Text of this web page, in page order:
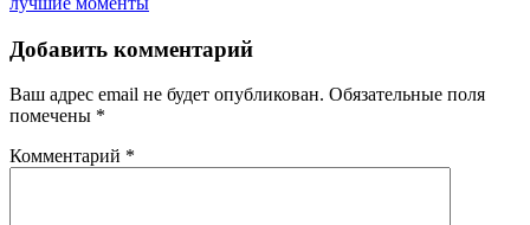
Добавить комментарий
Ваш адрес email не будет опубликован. Обязательные поля
помечены *
Комментарий *